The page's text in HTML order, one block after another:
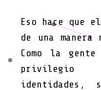
Eso hace que
de una
Como la
identidades,